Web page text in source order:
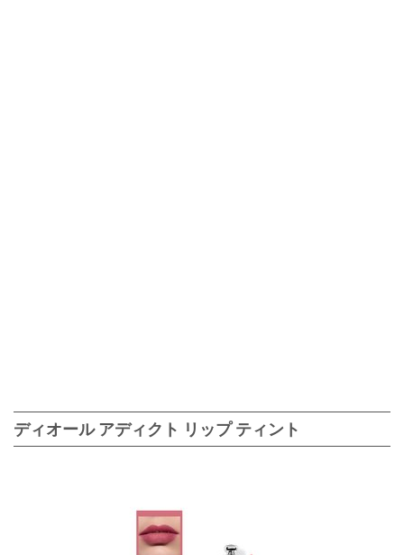
ディオール アディクト リップ ティント